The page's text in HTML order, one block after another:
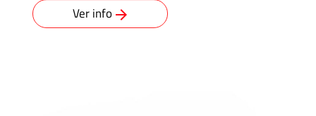
Ver info